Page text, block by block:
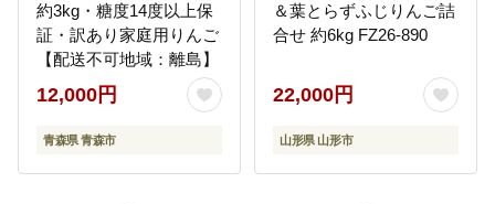
約3kg・糖度14度以上保
証・訳あり家庭用りんご
【配送不可地域：離島】
12,000円
青森県 青森市
＆葉とらずふじりんご詰
合せ 約6kg FZ26-890
22,000円
山形県 山形市